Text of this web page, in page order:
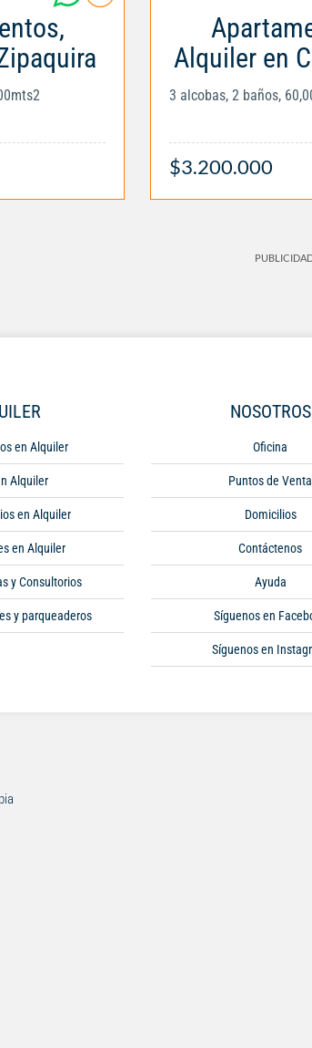
Alquiler en
3 alcobas, 2 baños,
$3.200.000
en Alquiler
Alquiler
en Alquiler
en Alquiler
y Consultorios
y parqueaderos
NOSOTROS
Oficina
Puntos de Venta
Domicilios
Contáctenos
Ayuda
Síguenos en
Síguenos en